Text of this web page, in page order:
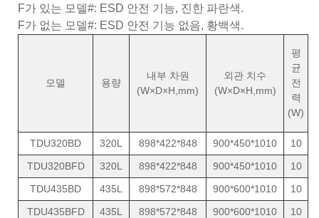
F가 있는 모델#: ESD 안전 기능, 진한 파란색.
F가 없는 모델#: ESD 안전 기능 없음, 황백색.
모델 용량
내부 차원
(W×D×H,mm)
외관 치수
(W×D×H,mm)
평
균
전
력
(W)
TDU320BD 320L 898*422*848 900*450*1010 10
TDU320BFD
320L 898*422*848 900*450*1010 10
TDU435BD
435L 898*572*848 900*600*1010 10
TDU435BFD
435L 898*572*848 900*600*1010 10